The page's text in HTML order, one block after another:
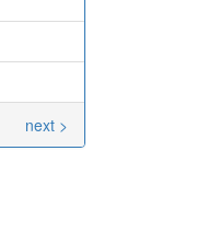
next >